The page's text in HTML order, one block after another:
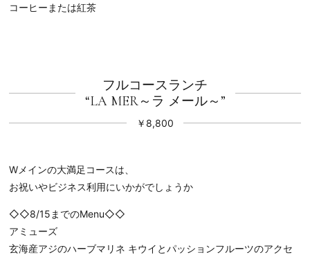
コーヒーまたは紅茶
フルコースランチ
“LA MER～ラ メール～”
￥8,800
Wメインの大満足コースは、
お祝いやビジネス利用にいかがでしょうか
◇◇8/15までのMenu◇◇
アミューズ
玄海産アジのハーブマリネ キウイとパッションフルーツのアクセ